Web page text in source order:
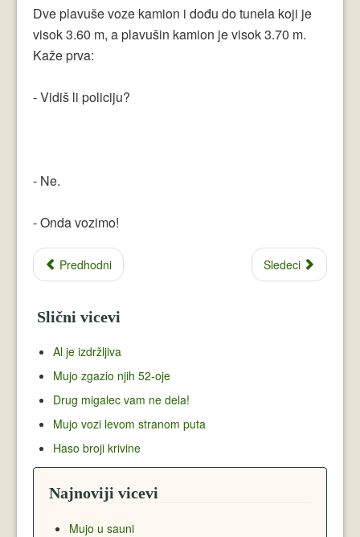
Piroćanci
Vicevi Razni
Vicevi Dana
Dve plavuše voze kamion i dođu do tunela koji je
visok 3.60 m, a plavušin kamion je visok 3.70 m.
Kaže prva:
- Vidiš li policiju?
- Ne.
- Onda vozimo!
Predhodni Sledeci
Slični vicevi
Al je izdržljiva
Mujo zgazio njih 52-oje
Drug migalec vam ne dela!
Mujo vozi levom stranom puta
Haso broji krivine
Najnoviji vicevi
Mujo u sauni